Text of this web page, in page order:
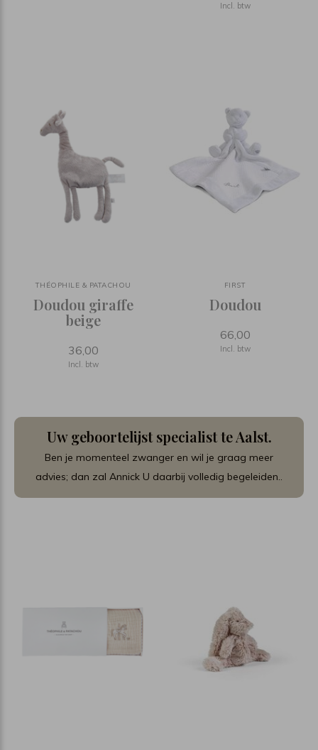
Incl. btw
THÉOPHILE & PATACHOU
Doudou giraffe
beige
36,00
Incl. btw
FIRST
Doudou
66,00
Incl. btw
Uw geboortelijst specialist te Aalst.
Ben je momenteel zwanger en wil je graag meer
advies; dan zal Annick U daarbij volledig begeleiden..